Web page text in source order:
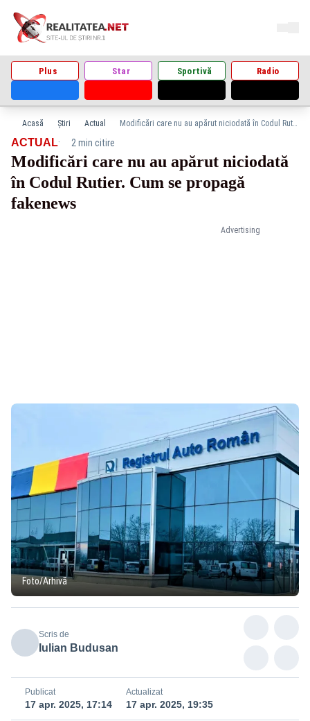
Plus Star Sportivă Radio
Acasă Știri Actual Modificări care nu au apărut niciodată în Codul Rutier. Cum se propagă fakenews
Advertising
ACTUAL· 2 min citire
Modificări care nu au apărut niciodată
în Codul Rutier. Cum se propagă
fakenews
Foto/Arhivă
Scris de
Iulian Budusan
Publicat
17 apr. 2025, 17:14
Actualizat
17 apr. 2025, 19:35